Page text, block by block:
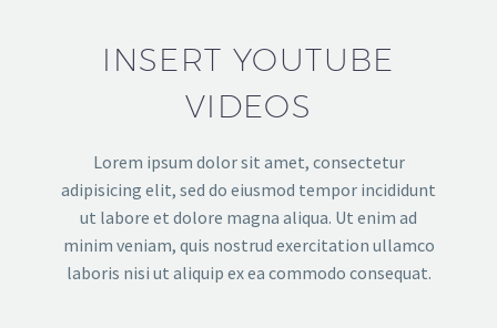
INSERT YOUTUBE
VIDEOS
Lorem ipsum dolor sit amet, consectetur
adipisicing elit, sed do eiusmod tempor incididunt
ut labore et dolore magna aliqua. Ut enim ad
minim veniam, quis nostrud exercitation ullamco
laboris nisi ut aliquip ex ea commodo consequat.